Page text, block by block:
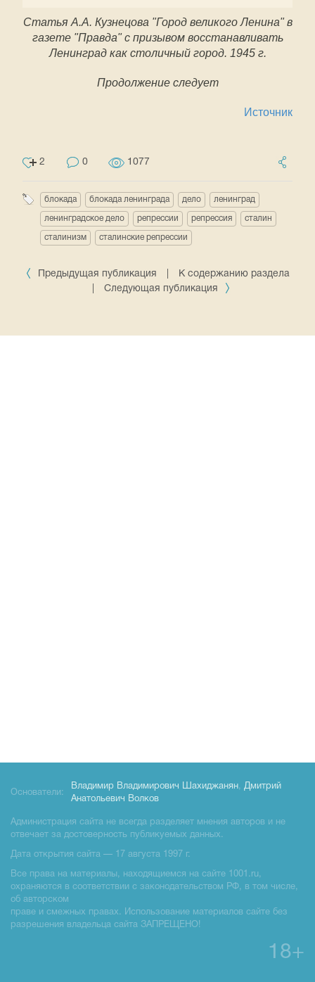
Статья А.А. Кузнецова "Город великого Ленина" в
газете "Правда" с призывом восстанавливать
Ленинград как столичный город. 1945 г.
Продолжение следует
Источник
2 0 1077
блокада блокада ленинграда дело ленинград
ленинградское дело репрессии репрессия сталин
сталинизм сталинские репрессии
Предыдущая публикация
К содержанию раздела
Следующая публикация
Основатели:
Владимир Владимирович Шахиджанян, Дмитрий
Анатольевич Волков
Администрация сайта не всегда разделяет мнения авторов и не
отвечает за достоверность публикуемых данных.
Дата открытия сайта — 17 августа 1997 г.
Все права на материалы, находящиемся на сайте 1001.ru,
охраняются в соответствии с законодательством РФ, в том числе,
об авторском
праве и смежных правах. Использование материалов сайте без
разрешения владельца сайта ЗАПРЕЩЕНО!
18+